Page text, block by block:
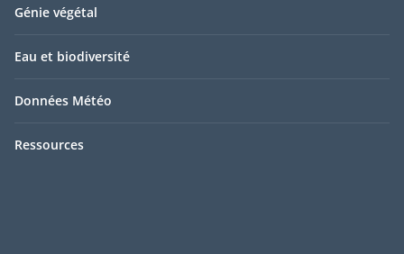
Génie végétal
Eau et biodiversité
Données Météo
Ressources